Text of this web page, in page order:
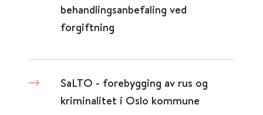
behandlingsanbefaling ved
forgiftning
SaLTO - forebygging av rus og
kriminalitet i Oslo kommune